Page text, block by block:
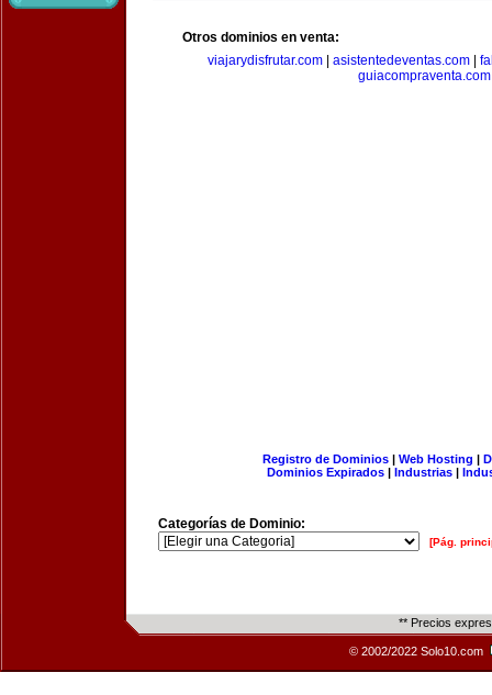
Otros dominios en venta:
viajarydisfrutar.com| asistentedeventas.com|
guiacompraventa.com
Registro de Dominios| Web Hosting |
Dominios Expirados | Industrias |
Categorías de Dominio:
[Pág.
** Precios
© 2002/2022 Solo10.com